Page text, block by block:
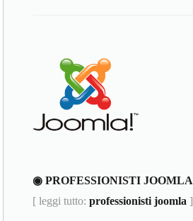
◉ PROFESSIONISTI JOOMLA
[ leggi tutto:professionisti joomla ]